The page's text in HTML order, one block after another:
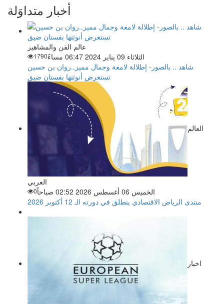
أخبار متداوَلة
عالم الفن والمشاهير
الثلاثاء 09 يناير 2024 06:47 مساءً
1790
شاهد .. بالصور- إطلالة لامعة وجمال مميز..روان بن حسين
تستعرض أنوثتها بفستان ضيق
العالم
العربي
الخميس 06 أغسطس 2026 02:52 صباحاً
0
منتدى الرياض الاقتصادي ينطلق في دورته الـ 12 أكتوبر 2026
اخبار